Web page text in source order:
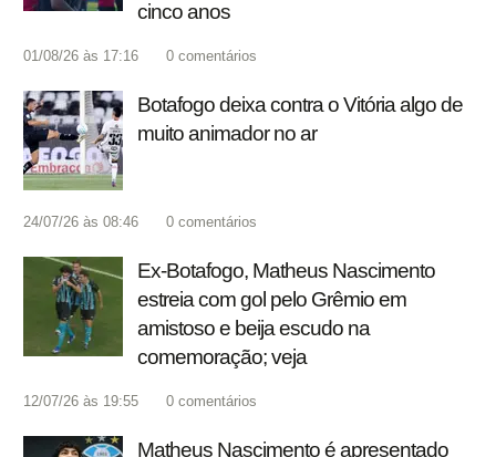
cinco anos
01/08/26 às 17:16 0 comentários
Botafogo deixa contra o Vitória algo de
muito animador no ar
24/07/26 às 08:46 0 comentários
Ex-Botafogo, Matheus Nascimento
estreia com gol pelo Grêmio em
amistoso e beija escudo na
comemoração; veja
12/07/26 às 19:55 0 comentários
Matheus Nascimento é apresentado